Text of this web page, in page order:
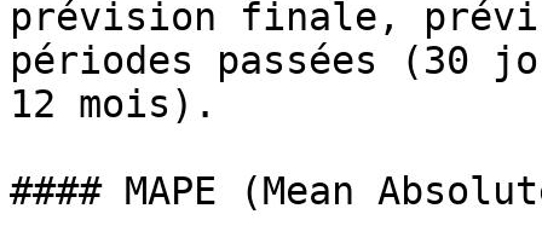
prévision finale,
périodes passées (30
12 mois).
#### MAPE (Mean